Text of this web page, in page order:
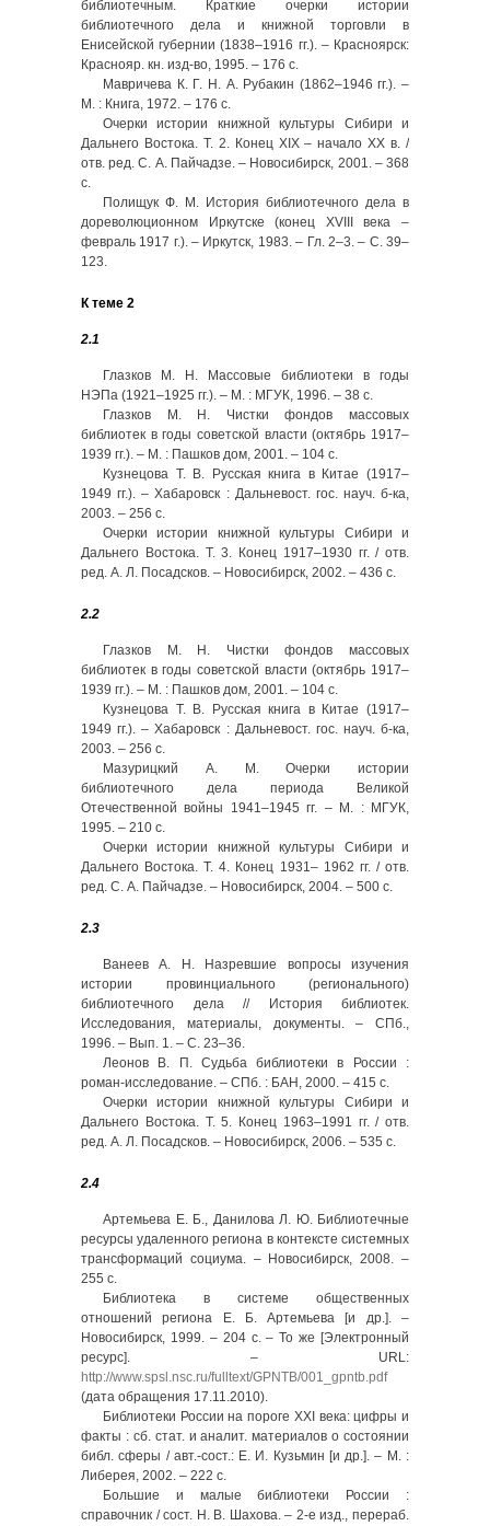
библиотечным. Краткие очерки истории
библиотечного дела и книжной торговли в
Енисейской губернии (1838–1916 гг.). – Красноярск:
Краснояр. кн. изд-во, 1995. – 176 с.
Мавричева К. Г. Н. А. Рубакин (1862–1946 гг.). –
М. : Книга, 1972. – 176 с.
Очерки истории книжной культуры Сибири и
Дальнего Востока. Т. 2. Конец ХIХ – начало ХХ в. /
отв. ред. С. А. Пайчадзе. – Новосибирск, 2001. – 368
с.
Полищук Ф. М. История библиотечного дела в
дореволюционном Иркутске (конец XVIII века –
февраль 1917 г.). – Иркутск, 1983. – Гл. 2–3. – С. 39–
123.
К теме 2
2.1
Глазков М. Н. Массовые библиотеки в годы
НЭПа (1921–1925 гг.). – М. : МГУК, 1996. – 38 с.
Глазков М. Н. Чистки фондов массовых
библиотек в годы советской власти (октябрь 1917–
1939 гг.). – М. : Пашков дом, 2001. – 104 с.
Кузнецова Т. В. Русская книга в Китае (1917–
1949 гг.). – Хабаровск : Дальневост. гос. науч. б-ка,
2003. – 256 с.
Очерки истории книжной культуры Сибири и
Дальнего Востока. Т. 3. Конец 1917–1930 гг. / отв.
ред. А. Л. Посадсков. – Новосибирск, 2002. – 436 с.
2.2
Глазков М. Н. Чистки фондов массовых
библиотек в годы советской власти (октябрь 1917–
1939 гг.). – М. : Пашков дом, 2001. – 104 с.
Кузнецова Т. В. Русская книга в Китае (1917–
1949 гг.). – Хабаровск : Дальневост. гос. науч. б-ка,
2003. – 256 с.
Мазурицкий А. М. Очерки истории
библиотечного дела периода Великой
Отечественной войны 1941–1945 гг. – М. : МГУК,
1995. – 210 с.
Очерки истории книжной культуры Сибири и
Дальнего Востока. Т. 4. Конец 1931– 1962 гг. / отв.
ред. С. А. Пайчадзе. – Новосибирск, 2004. – 500 с.
2.3
Ванеев А. Н. Назревшие вопросы изучения
истории провинциального (регионального)
библиотечного дела // История библиотек.
Исследования, материалы, документы. – СПб.,
1996. – Вып. 1. – С. 23–36.
Леонов В. П. Судьба библиотеки в России :
роман-исследование. – СПб. : БАН, 2000. – 415 с.
Очерки истории книжной культуры Сибири и
Дальнего Востока. Т. 5. Конец 1963–1991 гг. / отв.
ред. А. Л. Посадсков. – Новосибирск, 2006. – 535 с.
2.4
Артемьева Е. Б., Данилова Л. Ю. Библиотечные
ресурсы удаленного региона в контексте системных
трансформаций социума. – Новосибирск, 2008. –
255 с.
Библиотека в системе общественных
отношений региона Е. Б. Артемьева [и др.]. –
Новосибирск, 1999. – 204 с. – То же [Электронный
ресурс]. – URL:
http://www.spsl.nsc.ru/fulltext/GPNTB/001_gpntb.pdf
(дата обращения 17.11.2010).
Библиотеки России на пороге XXI века: цифры и
факты : сб. стат. и аналит. материалов о состоянии
библ. сферы / авт.-сост.: Е. И. Кузьмин [и др.]. – М. :
Либерея, 2002. – 222 с.
Большие и малые библиотеки России :
справочник / сост. Н. В. Шахова. – 2-е изд., перераб.